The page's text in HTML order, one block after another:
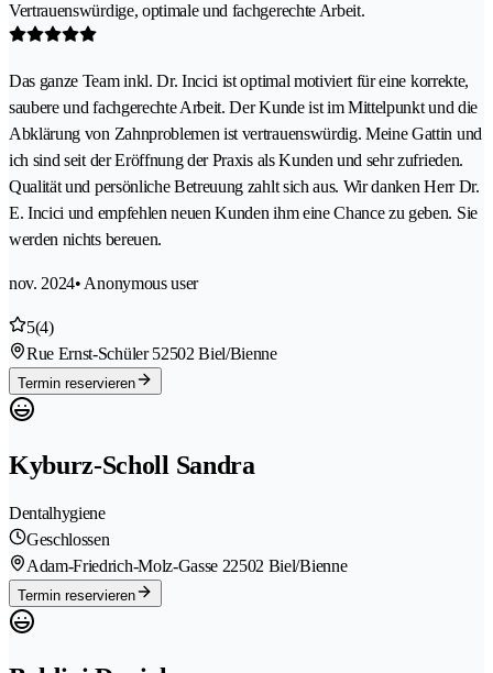
Vertrauenswürdige, optimale und fachgerechte Arbeit.
Das ganze Team inkl. Dr. Incici ist optimal motiviert für eine korrekte,
saubere und fachgerechte Arbeit. Der Kunde ist im Mittelpunkt und die
Abklärung von Zahnproblemen ist vertrauenswürdig. Meine Gattin und
ich sind seit der Eröffnung der Praxis als Kunden und sehr zufrieden.
Qualität und persönliche Betreuung zahlt sich aus. Wir danken Herr Dr.
E. Incici und empfehlen neuen Kunden ihm eine Chance zu geben. Sie
werden nichts bereuen.
nov. 2024• Anonymous user
5(4)
Rue Ernst-Schüler 52502 Biel/Bienne
Termin reservieren
Kyburz-Scholl Sandra
Dentalhygiene
Geschlossen
Adam-Friedrich-Molz-Gasse 22502 Biel/Bienne
Termin reservieren